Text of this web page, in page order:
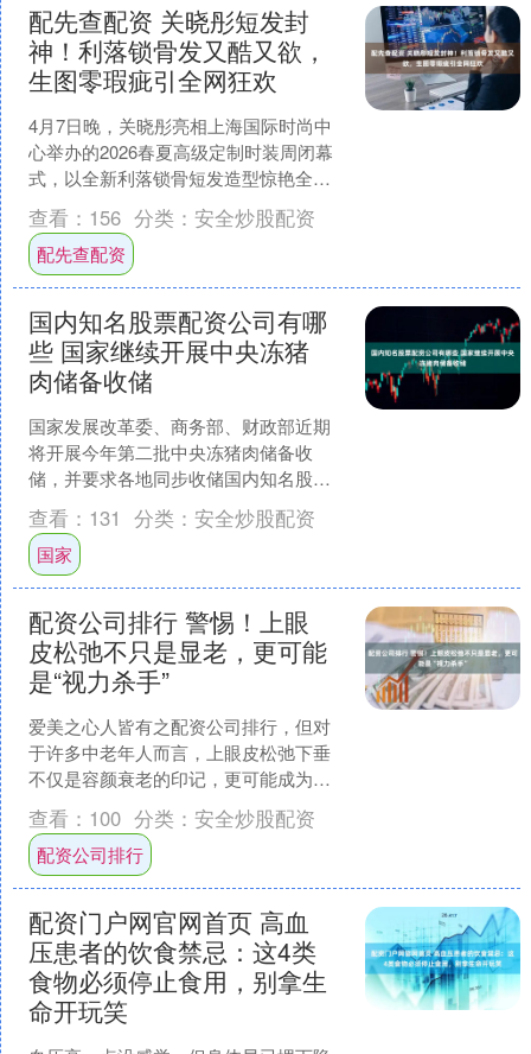
配先查配资 关晓彤短发封
神！利落锁骨发又酷又欲，
生图零瑕疵引全网狂欢
4月7日晚，关晓彤亮相上海国际时尚中
心举办的2026春夏高级定制时装周闭幕
式，以全新利落锁骨短发造型惊艳全
场，被网友盛赞又酷又欲配先查配资，
美到失语。#关晓彤短....
查看： 156 分类： 安全炒股配资
配先查配资
国内知名股票配资公司有哪
些 国家继续开展中央冻猪
肉储备收储
国家发展改革委、商务部、财政部近期
将开展今年第二批中央冻猪肉储备收
储，并要求各地同步收储国内知名股票
配资公司有哪些，更好发挥储备调节作
用。下一步，国家发展改革委....
查看： 131 分类： 安全炒股配资
国家
配资公司排行 警惕！上眼
皮松弛不只是显老，更可能
是“视力杀手”
爱美之心人皆有之配资公司排行，但对
于许多中老年人而言，上眼皮松弛下垂
不仅是容颜衰老的印记，更可能成为遮
挡视野的“隐形窗帘”。 在湘潭，59岁的
余大姐（化名）就因....
查看： 100 分类： 安全炒股配资
配资公司排行
配资门户网官网首页 高血
压患者的饮食禁忌：这4类
食物必须停止食用，别拿生
命开玩笑